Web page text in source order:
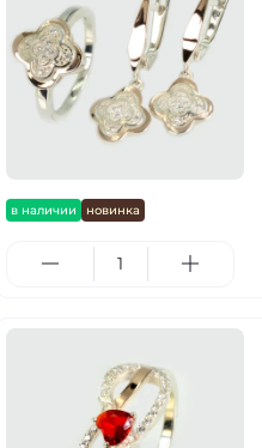
в наличии новинка